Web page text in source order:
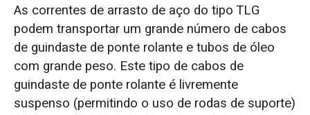
As correntes de arrasto de aço do tipo TLG
podem transportar um grande número de cabos
de guindaste de ponte rolante e tubos de óleo
com grande peso. Este tipo de cabos de
guindaste de ponte rolante é livremente
suspenso (permitindo o uso de rodas de suporte)